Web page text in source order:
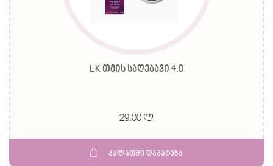
LK თმის საღებავი 4.0
29.00 ლ
კალათში დამატება